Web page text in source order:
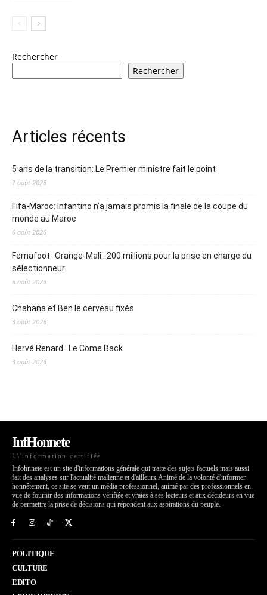
Rechercher
Rechercher
Articles récents
5 ans de la transition: Le Premier ministre fait le point
7 août 2026
Fifa-Maroc: Infantino n’a jamais promis la finale de la coupe du
monde au Maroc
6 août 2026
Femafoot- Orange-Mali : 200 millions pour la prise en charge du
sélectionneur
6 août 2026
Chahana et Ben le cerveau fixés
3 août 2026
Hervé Renard : Le Come Back
3 août 2026
InfHonnete
L\'information certifiée
Infohnnete est un site d'informations générale qui traite des sujets factuels mais aussi
fait des analyses sur l'actualité malienne et d'ailleurs.Animé de la volonté d'informer
honnêtement, ce site se veut un média professionnel, animé par des professionnels en
vue de fournir des informations vérifiée et vraies à ses lecteurs et aux décideurs en vue
de permettre la prise de décisions qui répondent aux aspirations du peuple.
POLITIQUE
CULTURE
EDITO